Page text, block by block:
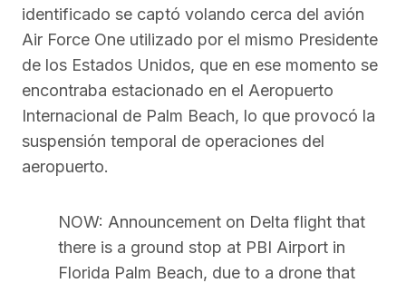
identificado se captó volando cerca del avión
Air Force One utilizado por el mismo Presidente
de los Estados Unidos, que en ese momento se
encontraba estacionado en el Aeropuerto
Internacional de Palm Beach, lo que provocó la
suspensión temporal de operaciones del
aeropuerto.
NOW: Announcement on Delta flight that
there is a ground stop at PBI Airport in
Florida Palm Beach, due to a drone that